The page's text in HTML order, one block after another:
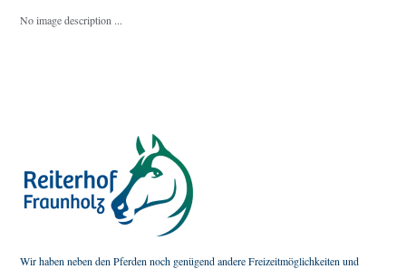
No image description ...
Wir haben neben den Pferden noch genügend andere Freizeitmöglichkeiten und